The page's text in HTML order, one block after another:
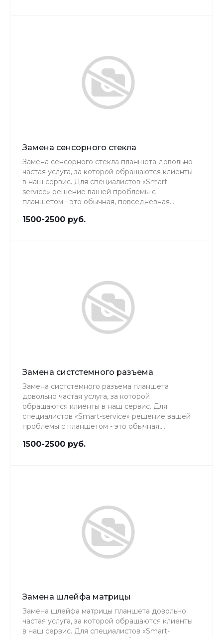
Замена сенсорного стекла
Замена сенсорного стекла планшета довольно
частая услуга, за которой обращаются клиенты
в наш сервис. Для специалистов «Smart-
service» решение вашей проблемы с
планшетом - это обычная, повседневная
внимание.
1500-2500 руб.
Замена систстемного разъема
Замена систстемного разъема планшета
довольно частая услуга, за которой
обращаются клиенты в наш сервис. Для
специалистов «Smart-service» решение вашей
проблемы с планшетом - это обычная,
уделяем особое внимание.
1500-2500 руб.
Замена шлейфа матрицы
Замена шлейфа матрицы планшета довольно
частая услуга, за которой обращаются клиенты
в наш сервис. Для специалистов «Smart-